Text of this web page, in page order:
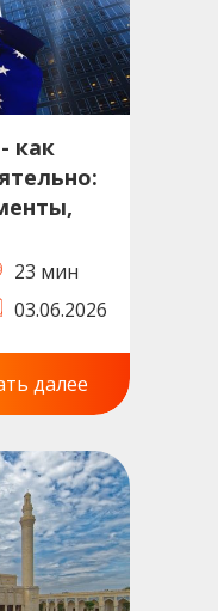
как
23 мин
03.06.2026
далее